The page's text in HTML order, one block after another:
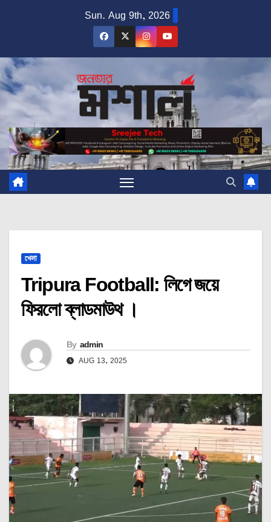
Sun. Aug 9th, 2026
খেলা
Tripura Football: লিগে জয়ে
ফিরলো ব্লাডমাউথ ।
By admin
AUG 13, 2025